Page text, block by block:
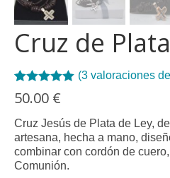
Cruz de
Valorado con
5.00de 5 en
3
valoraciones
de clientes
(3 valoraciones
50.00 €
Cruz Jesús de Plata de Ley,
artesana, hecha a mano,
combinar con cordón de
Comunión.